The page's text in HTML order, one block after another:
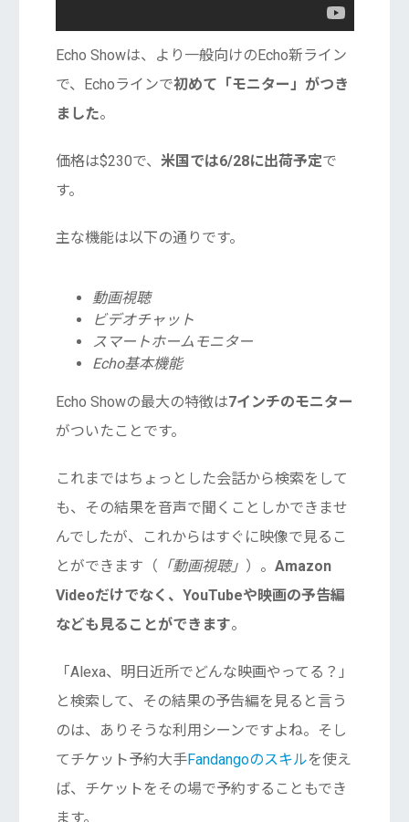
Echo Showは、より一般向けのEcho新ライン
で、Echoラインで初めて「モニター」がつき
ました。
価格は$230で、 米国では6/28に出荷予定で
す。
主な機能は以下の通りです。
動画視聴
ビデオチャット
スマートホームモニター
Echo基本機能
Echo Showの最大の特徴は7インチのモニター
がついたことです。
これまではちょっとした会話から検索をして
も、その結果を音声で聞くことしかできませ
んでしたが、これからはすぐに映像で見るこ
とができます（ 「動画視聴」 ）。 Amazon
Videoだけでなく、YouTubeや映画の予告編
なども見ることができます。
「Alexa、明日近所でどんな映画やってる？」
と検索して、その結果の予告編を見ると言う
のは、ありそうな利用シーンですよね。そし
てチケット予約大手Fandangoのスキルを使え
ば、チケットをその場で予約することもでき
ます。